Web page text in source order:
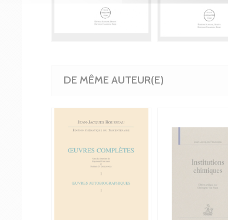
DE MÊME AUTEUR(E)